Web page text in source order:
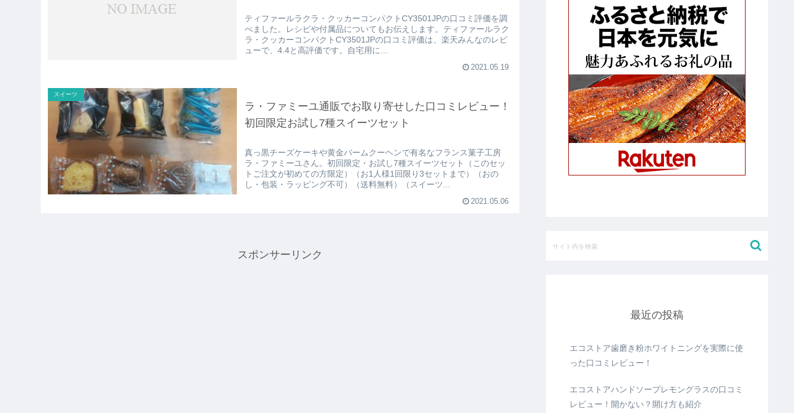
ティファールラクラ・クッカーコンパクトCY3501JPの口コミ評価を調
べました。レシピや付属品についてもお伝えします。ティファールラク
ラ・クッカーコンパクトCY3501JPの口コミ評価は、楽天みんなのレビ
ューで、4.4と高評価です。自宅用に...
2021.05.19
スイーツ
ラ・ファミーユ通販でお取り寄せした口コミレビュー！
初回限定お試し7種スイーツセット
真っ黒チーズケーキや黄金バームクーヘンで有名なフランス菓子工房
ラ・ファミーユさん。初回限定・お試し7種スイーツセット（このセッ
トご注文が初めての方限定）（お1人様1回限り3セットまで）（おの
し・包装・ラッピング不可）（送料無料）（スイーツ...
2021.05.06
スポンサーリンク
最近の投稿
エコストア歯磨き粉ホワイトニングを実際に使
った口コミレビュー！
エコストアハンドソープレモングラスの口コミ
レビュー！開かない？開け方も紹介